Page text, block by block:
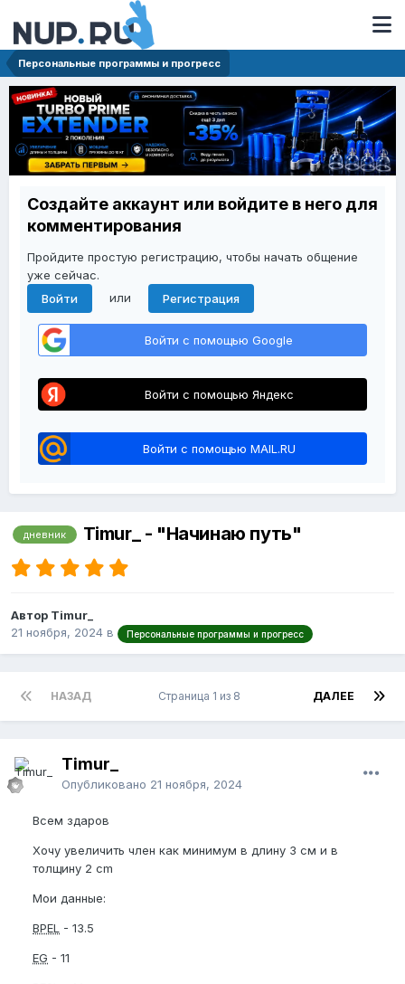
Персональные программы и прогресс
Создайте аккаунт или войдите в него для
комментирования
Пройдите простую регистрацию, чтобы начать общение
уже сейчас.
Войти
или Регистрация
Войти с помощью Google
Войти с помощью Яндекс
Войти с помощью MAIL.RU
дневник Timur_ - "Начинаю путь"
Автор Timur_
21 ноября, 2024 в Персональные программы и прогресс
НАЗАД ДАЛЕЕ
Страница 1 из 8
Timur_
Опубликовано 21 ноября, 2024
Всем здаров
Хочу увеличить член как минимум в длину 3 см и в
толщину 2 cm
Мои данные:
BPEL - 13.5
EG - 11